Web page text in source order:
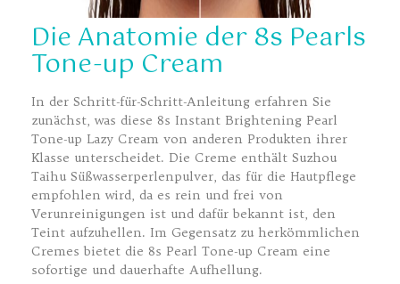
Die Anatomie der 8s Pearls
Tone-up Cream
In der Schritt-für-Schritt-Anleitung erfahren Sie
zunächst, was diese 8s Instant Brightening Pearl
Tone-up Lazy Cream von anderen Produkten ihrer
Klasse unterscheidet. Die Creme enthält Suzhou
Taihu Süßwasserperlenpulver, das für die Hautpflege
empfohlen wird, da es rein und frei von
Verunreinigungen ist und dafür bekannt ist, den
Teint aufzuhellen. Im Gegensatz zu herkömmlichen
Cremes bietet die 8s Pearl Tone-up Cream eine
sofortige und dauerhafte Aufhellung.